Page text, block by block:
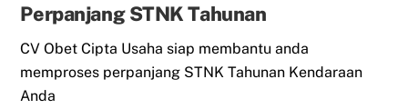
Perpanjang STNK Tahunan
CV Obet Cipta Usaha siap membantu anda
memproses perpanjang STNK Tahunan Kendaraan
Anda